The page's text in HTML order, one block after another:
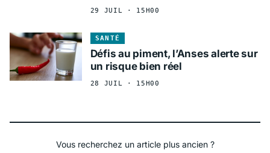
29 JUIL · 15H00
SANTÉ
Défis au piment, l’Anses alerte sur
un risque bien réel
28 JUIL · 15H00
Vous recherchez un article plus ancien ?